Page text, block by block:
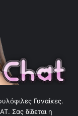
Γυναίκες.
Σας δίδεται η